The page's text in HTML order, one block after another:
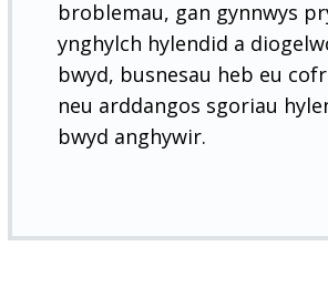
broblemau, gan gynnwys
ynghylch hylendid a
bwyd, busnesau heb eu
neu arddangos sgoriau
bwyd anghywir.